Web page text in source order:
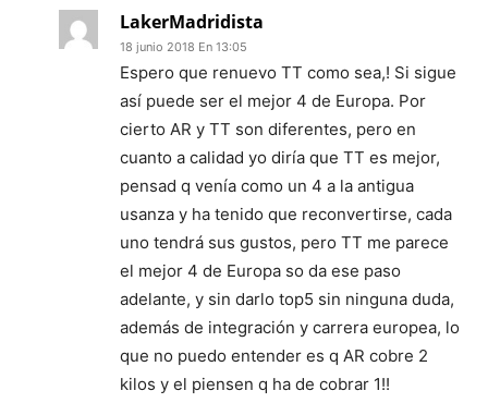
LakerMadridista
18 junio 2018 En 13:05
Espero que renuevo TT como sea,! Si sigue
así puede ser el mejor 4 de Europa. Por
cierto AR y TT son diferentes, pero en
cuanto a calidad yo diría que TT es mejor,
pensad q venía como un 4 a la antigua
usanza y ha tenido que reconvertirse, cada
uno tendrá sus gustos, pero TT me parece
el mejor 4 de Europa so da ese paso
adelante, y sin darlo top5 sin ninguna duda,
además de integración y carrera europea, lo
que no puedo entender es q AR cobre 2
kilos y el piensen q ha de cobrar 1!!